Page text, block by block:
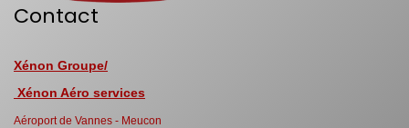
Contact
Xénon Groupe/
Xénon Aéro services
Aéroport de Vannes - Meucon